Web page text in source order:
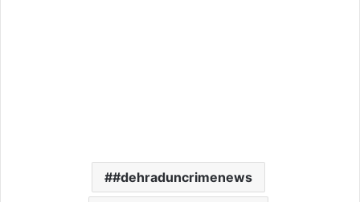
#dehraduncrimenews